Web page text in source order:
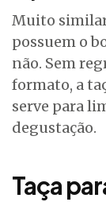
Muito
possuem o
não. Sem
formato, a
serve para
degustação.
Taça